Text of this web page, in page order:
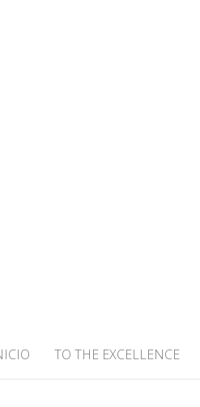
TO THE EXCELLENCE